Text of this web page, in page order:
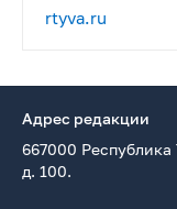
rtyva.ru
Адрес редакции
667000
д. 100.